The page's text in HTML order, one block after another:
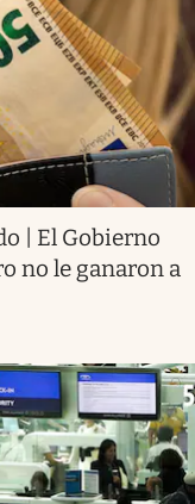
| El Gobierno
no le ganaron a